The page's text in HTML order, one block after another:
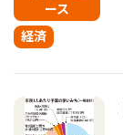
ース
経済